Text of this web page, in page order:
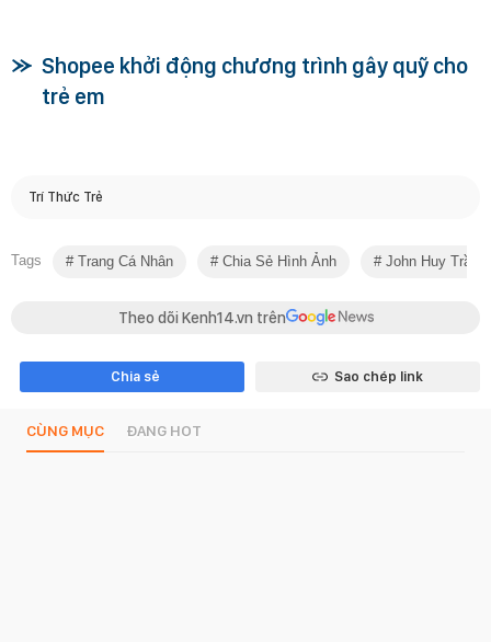
Shopee khởi động chương trình gây quỹ cho
trẻ em
Trí Thức Trẻ
Tags Trang Cá Nhân Chia Sẻ Hình Ảnh John Huy Trần
Theo dõi Kenh14.vn trên
Chia sẻ Sao chép link
CÙNG MỤC ĐANG HOT